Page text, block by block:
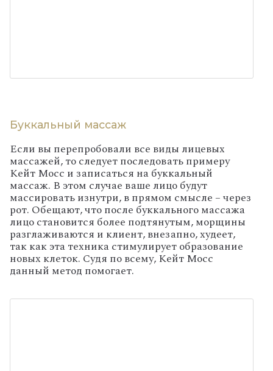
Буккальный массаж
Если вы перепробовали все виды лицевых
массажей, то следует последовать примеру
Кейт Мосс и записаться на буккальный
массаж. В этом случае ваше лицо будут
массировать изнутри, в прямом смысле – через
рот. Обещают, что после буккального массажа
лицо становится более подтянутым, морщины
разглаживаются и клиент, внезапно, худеет,
так как эта техника стимулирует образование
новых клеток. Судя по всему, Кейт Мосс
данный метод помогает.